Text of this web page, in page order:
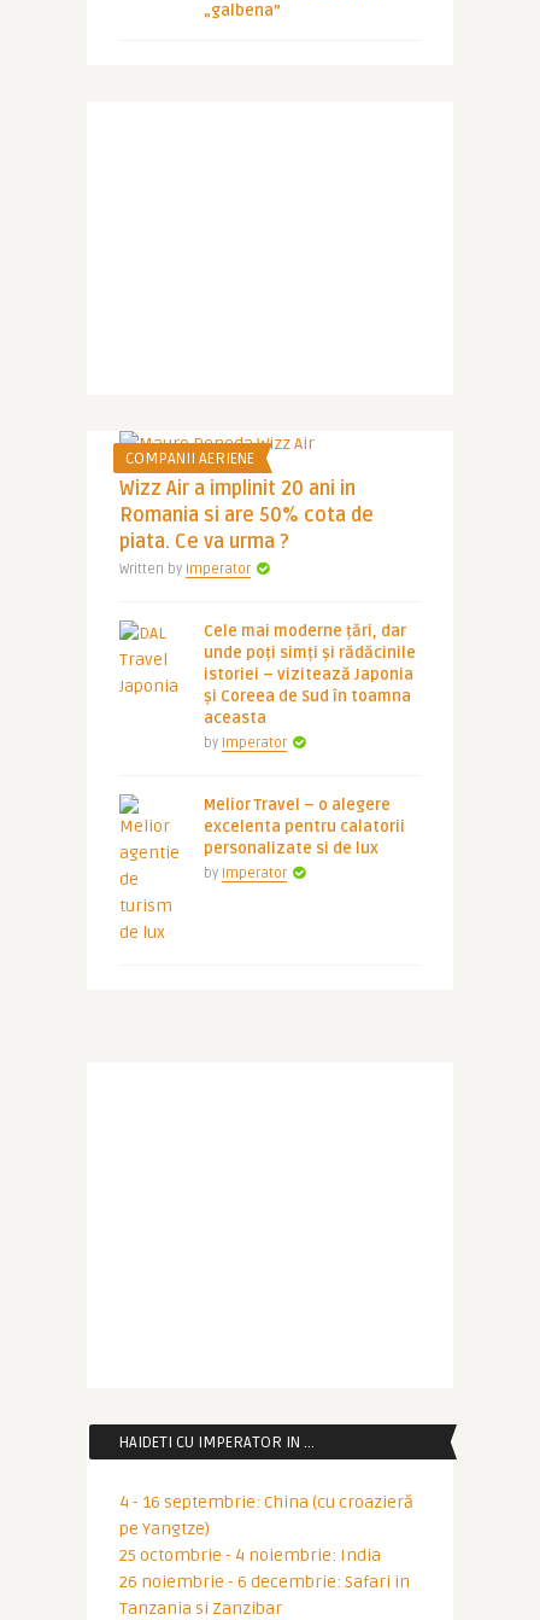
„galbena”
COMPANII AERIENE
Wizz Air a implinit 20 ani in
Romania si are 50% cota de
piata. Ce va urma ?
Written by Imperator
Cele mai moderne țări, dar
unde poți simți și rădăcinile
istoriei – vizitează Japonia
și Coreea de Sud în toamna
aceasta
by Imperator
Melior Travel – o alegere
excelenta pentru calatorii
personalizate si de lux
by Imperator
HAIDETI CU IMPERATOR IN …
4 - 16 septembrie: China (cu croazieră
pe Yangtze)
25 octombrie - 4 noiembrie: India
26 noiembrie - 6 decembrie: Safari in
Tanzania si Zanzibar